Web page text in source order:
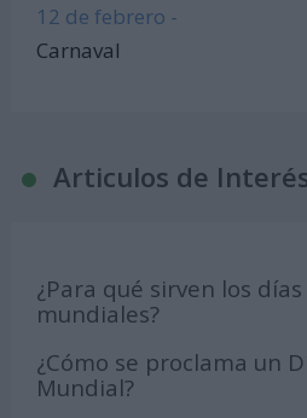
12 de febrero -
Carnaval
Articulos de
¿Para qué sirven los
mundiales?
¿Cómo se proclama un
Mundial?